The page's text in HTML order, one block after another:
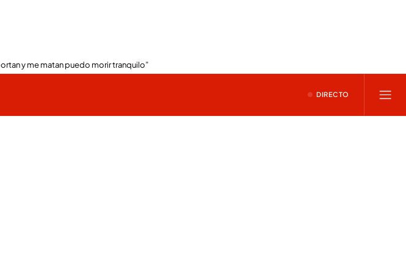
y me matan puedo morir tranquilo”
DIRECTO